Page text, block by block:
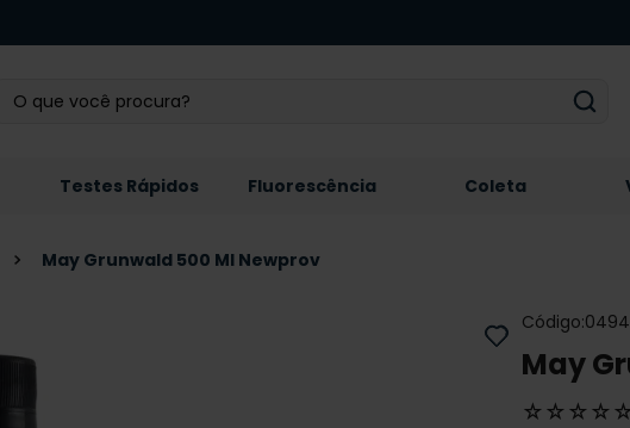
O que você procura?
Testes Rápidos Fluorescência Coleta
May Grunwald 500 Ml Newprov
Código:
May
☆☆☆☆